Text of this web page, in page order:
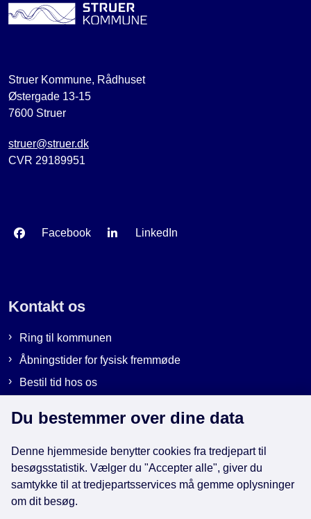
Struer Kommune, Rådhuset
Østergade 13-15
7600 Struer
struer@struer.dk
CVR 29189951
Facebook LinkedIn
Kontakt os
Ring til kommunen
Åbningstider for fysisk fremmøde
Bestil tid hos os
Genveje
EAN-numre i kommunen
Du bestemmer over dine data
Denne hjemmeside benytter cookies fra tredjepart til
besøgsstatistik. Vælger du "Accepter alle", giver du
samtykke til at tredjepartsservices må gemme oplysninger
om dit besøg.